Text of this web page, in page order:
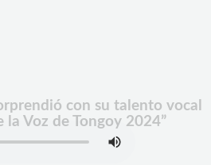
con su talento vocal
la Voz de Tongoy 2024”